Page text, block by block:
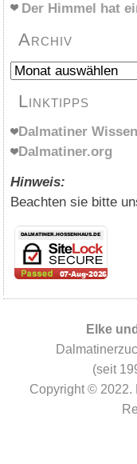
Der Himmel hat
Archiv
Archiv
Linktipps
Dalmatiner
Dalmatiner.org
Hinweis:
Beachten sie bitte
Elke
(seit
Copyright © 2022.